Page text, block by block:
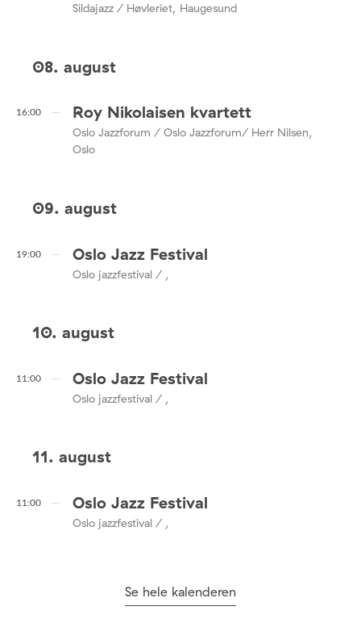
Sildajazz / Høvleriet, Haugesund
08. august
16:00 Roy Nikolaisen kvartett
Oslo Jazzforum / Oslo Jazzforum/ Herr Nilsen,
Oslo
09. august
19:00 Oslo Jazz Festival
Oslo jazzfestival / ,
10. august
11:00 Oslo Jazz Festival
Oslo jazzfestival / ,
11. august
11:00 Oslo Jazz Festival
Oslo jazzfestival / ,
Se hele kalenderen